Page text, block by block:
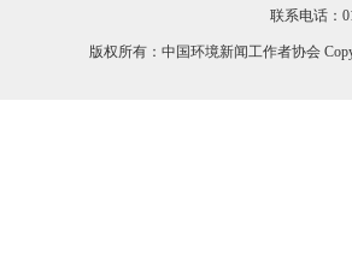
联系电话：
版权所有：中国环境新闻工作者协会